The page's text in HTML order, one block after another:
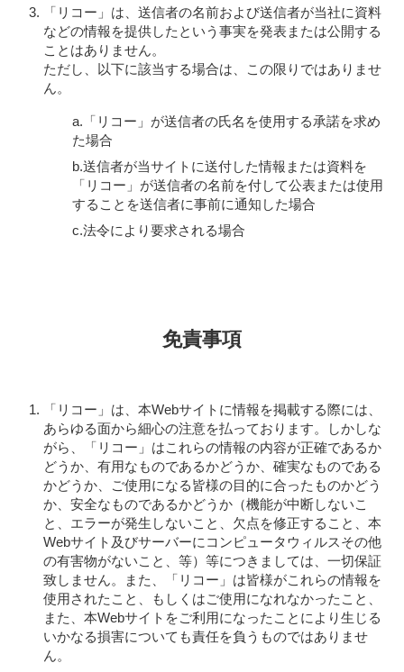
「リコー」は、送信者の名前および送信者が当社に資料
などの情報を提供したという事実を発表または公開する
ことはありません。
ただし、以下に該当する場合は、この限りではありませ
ん。
a.「リコー」が送信者の氏名を使用する承諾を求め
た場合
b.送信者が当サイトに送付した情報または資料を
「リコー」が送信者の名前を付して公表または使用
することを送信者に事前に通知した場合
c.法令により要求される場合
免責事項
「リコー」は、本Webサイトに情報を掲載する際には、
あらゆる面から細心の注意を払っております。しかしな
がら、「リコー」はこれらの情報の内容が正確であるか
どうか、有用なものであるかどうか、確実なものである
かどうか、ご使用になる皆様の目的に合ったものかどう
か、安全なものであるかどうか（機能が中断しないこ
と、エラーが発生しないこと、欠点を修正すること、本
Webサイト及びサーバーにコンピュータウィルスその他
の有害物がないこと、等）等につきましては、一切保証
致しません。また、「リコー」は皆様がこれらの情報を
使用されたこと、もしくはご使用になれなかったこと、
また、本Webサイトをご利用になったことにより生じる
いかなる損害についても責任を負うものではありませ
ん。